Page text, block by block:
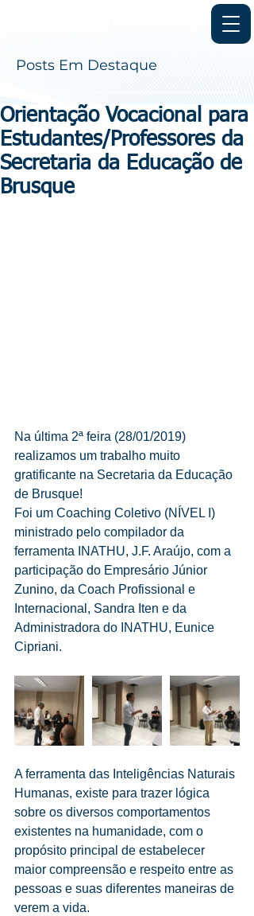
Posts Em Destaque
Orientação Vocacional para
Estudantes/Professores da
Secretaria da Educação de
Brusque
Na última 2ª feira (28/01/2019)
realizamos um trabalho muito
gratificante na Secretaria da Educação
de Brusque!
Foi um Coaching Coletivo (NÍVEL I)
ministrado pelo compilador da
ferramenta INATHU, J.F. Araújo, com a
participação do Empresário Júnior
Zunino, da Coach Profissional e
Internacional, Sandra Iten e da
Administradora do INATHU, Eunice
Cipriani.
A ferramenta das Inteligências Naturais
Humanas, existe para trazer lógica
sobre os diversos comportamentos
existentes na humanidade, com o
propósito principal de estabelecer
maior compreensão e respeito entre as
pessoas e suas diferentes maneiras de
verem a vida.